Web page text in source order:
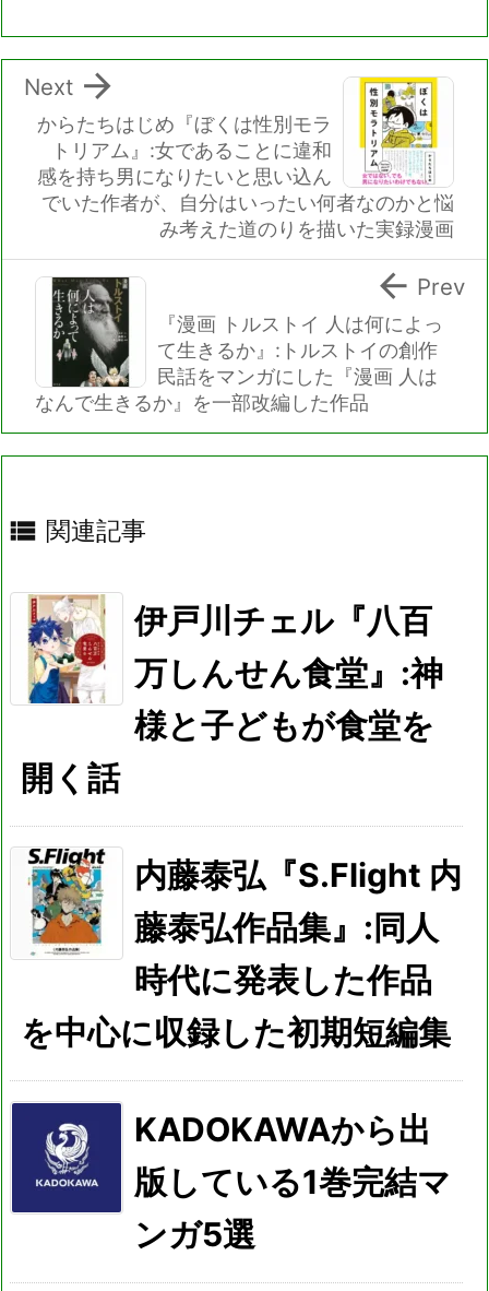
からたちはじめ『ぼくは性別モラ
トリアム』:女であることに違和
感を持ち男になりたいと思い込ん
でいた作者が、自分はいったい何者なのかと悩
み考えた道のりを描いた実録漫画

Next
『漫画 トルストイ 人は何によっ
て生きるか』:トルストイの創作
民話をマンガにした『漫画 人は
なんで生きるか』を一部改編した作品
 Prev
 関連記事
伊戸川チェル『八百
万しんせん食堂』:神
様と子どもが食堂を
開く話
内藤泰弘『S.Flight 内
藤泰弘作品集』:同人
時代に発表した作品
を中心に収録した初期短編集
KADOKAWAから出
版している1巻完結マ
ンガ5選